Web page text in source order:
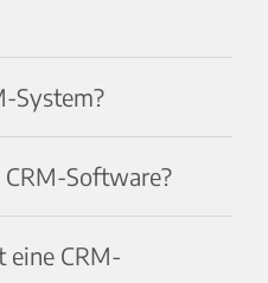
System?
Software?
CRM-